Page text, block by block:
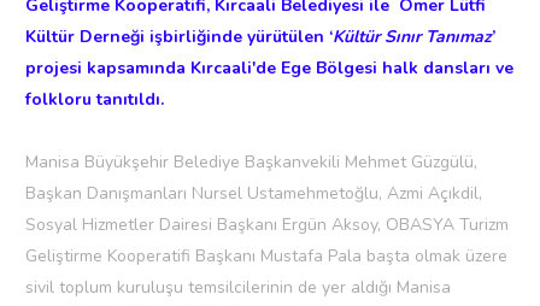
Geliştirme Kooperatifi, Kırcaali Belediyesi ile Ömer Lütfi
Kültür Derneği işbirliğinde yürütülen ‘Kültür Sınır Tanımaz’
projesi kapsamında Kırcaali'de Ege Bölgesi halk dansları ve
folkloru tanıtıldı.
Manisa Büyükşehir Belediye Başkanvekili Mehmet Güzgülü,
Başkan Danışmanları Nursel Ustamehmetoğlu, Azmi Açıkdil,
Sosyal Hizmetler Dairesi Başkanı Ergün Aksoy, OBASYA Turizm
Geliştirme Kooperatifi Başkanı Mustafa Pala başta olmak üzere
sivil toplum kuruluşu temsilcilerinin de yer aldığı Manisa